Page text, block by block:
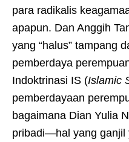
para radikalis
apapun. Dan Anggih
yang “halus” tampang
pemberdaya
Indoktrinasi IS (Islamic
pemberdayaan
bagaimana Dian Yulia
pribadi—hal yang ganjil